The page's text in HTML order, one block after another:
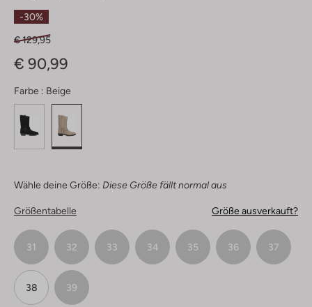
-30%
€ 129,95
€ 90,99
Farbe : Beige
Wähle deine Größe: Diese Größe fällt normal aus
Größentabelle Größe ausverkauft?
31 32 33 34 35 36 37
38 39